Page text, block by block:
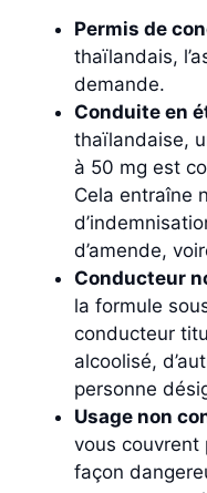
Permis de
thaïlandais,
demande.
Conduite en
thaïlandaise,
à 50 mg est
Cela entraîne
d’amende,
Conducteur
la formule
conducteur
alcoolisé,
personne
Usage non
vous couvrent
façon